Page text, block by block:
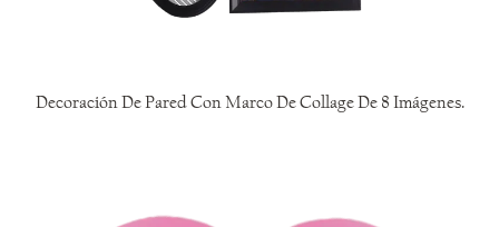
Decoración De Pared Con Marco De Collage De 8 Imágenes.